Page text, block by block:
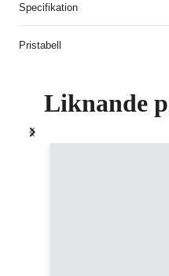
Specifikation
Pristabell
Liknande